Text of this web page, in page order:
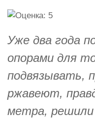
Уже два года
опорами для
подвязывать,
ржавеют,
метра, решили